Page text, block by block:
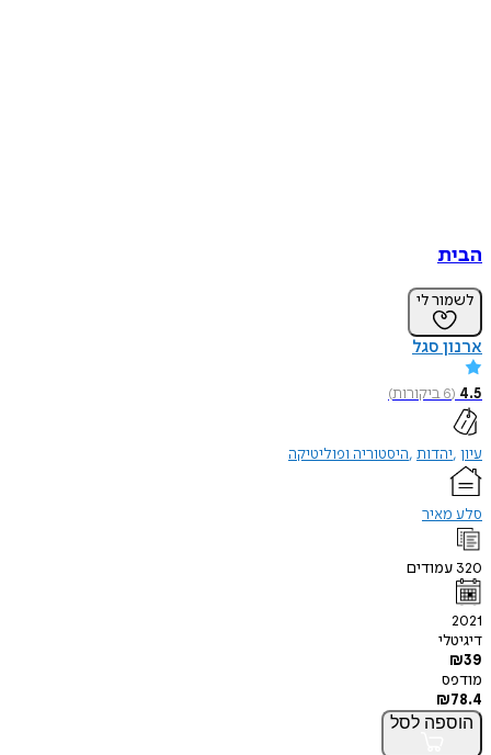
הבית
לשמור לי
ארנון סגל
4.5
(
6ביקורות)
עיון יהדות היסטוריה ופוליטיקה
סלע מאיר
320 עמודים
2021
דיגיטלי
₪39
מודפס
₪78.4
הוספה לסל